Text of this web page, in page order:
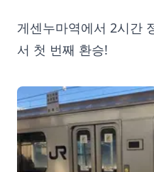
게센누마역에서 2시간
서 첫 번째 환승!